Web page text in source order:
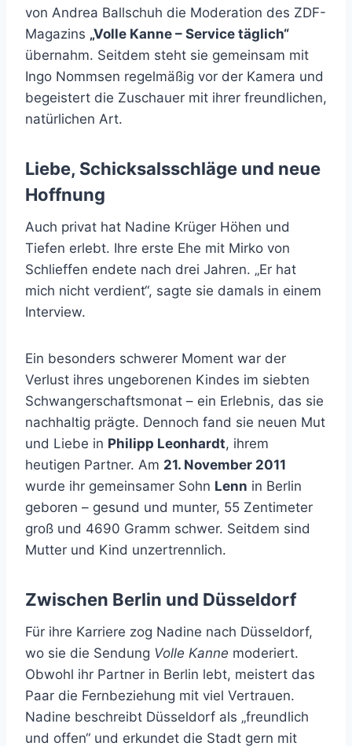
von Andrea Ballschuh die Moderation des ZDF-
Magazins „Volle Kanne – Service täglich“
übernahm. Seitdem steht sie gemeinsam mit
Ingo Nommsen regelmäßig vor der Kamera und
begeistert die Zuschauer mit ihrer freundlichen,
natürlichen Art.
Liebe, Schicksalsschläge und neue
Hoffnung
Auch privat hat Nadine Krüger Höhen und
Tiefen erlebt. Ihre erste Ehe mit Mirko von
Schlieffen endete nach drei Jahren. „Er hat
mich nicht verdient“, sagte sie damals in einem
Interview.
Ein besonders schwerer Moment war der
Verlust ihres ungeborenen Kindes im siebten
Schwangerschaftsmonat – ein Erlebnis, das sie
nachhaltig prägte. Dennoch fand sie neuen Mut
und Liebe in Philipp Leonhardt, ihrem
heutigen Partner. Am 21. November 2011
wurde ihr gemeinsamer Sohn Lenn in Berlin
geboren – gesund und munter, 55 Zentimeter
groß und 4690 Gramm schwer. Seitdem sind
Mutter und Kind unzertrennlich.
Zwischen Berlin und Düsseldorf
Für ihre Karriere zog Nadine nach Düsseldorf,
wo sie die Sendung Volle Kanne moderiert.
Obwohl ihr Partner in Berlin lebt, meistert das
Paar die Fernbeziehung mit viel Vertrauen.
Nadine beschreibt Düsseldorf als „freundlich
und offen“ und erkundet die Stadt gern mit